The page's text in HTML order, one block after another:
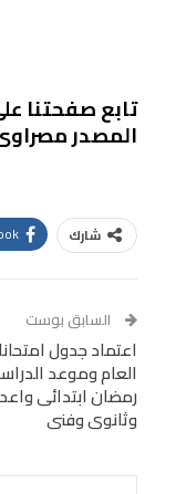
تابع صفحتنا
المصدر
شارك
البريد الإلكتروني
Digg
طباعة
السابق بوست
اعتماد جدول
العام وموعد
رمضان ابتدائى
وثانوى وفنى